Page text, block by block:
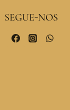
SEGUE-NOS